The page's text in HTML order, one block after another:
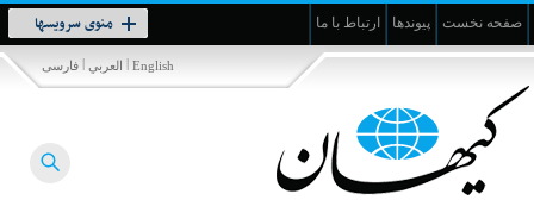
صفحه نخست پیوندها ارتباط با ما منوی سرویسها
Toggle
navigation
فارسی | العربي | English